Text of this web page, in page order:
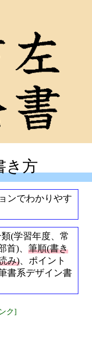
き方
ンでわかりやす
(学習年度、常
首)、 筆順(書き
み)、ポイント
書系デザイン書
ク]